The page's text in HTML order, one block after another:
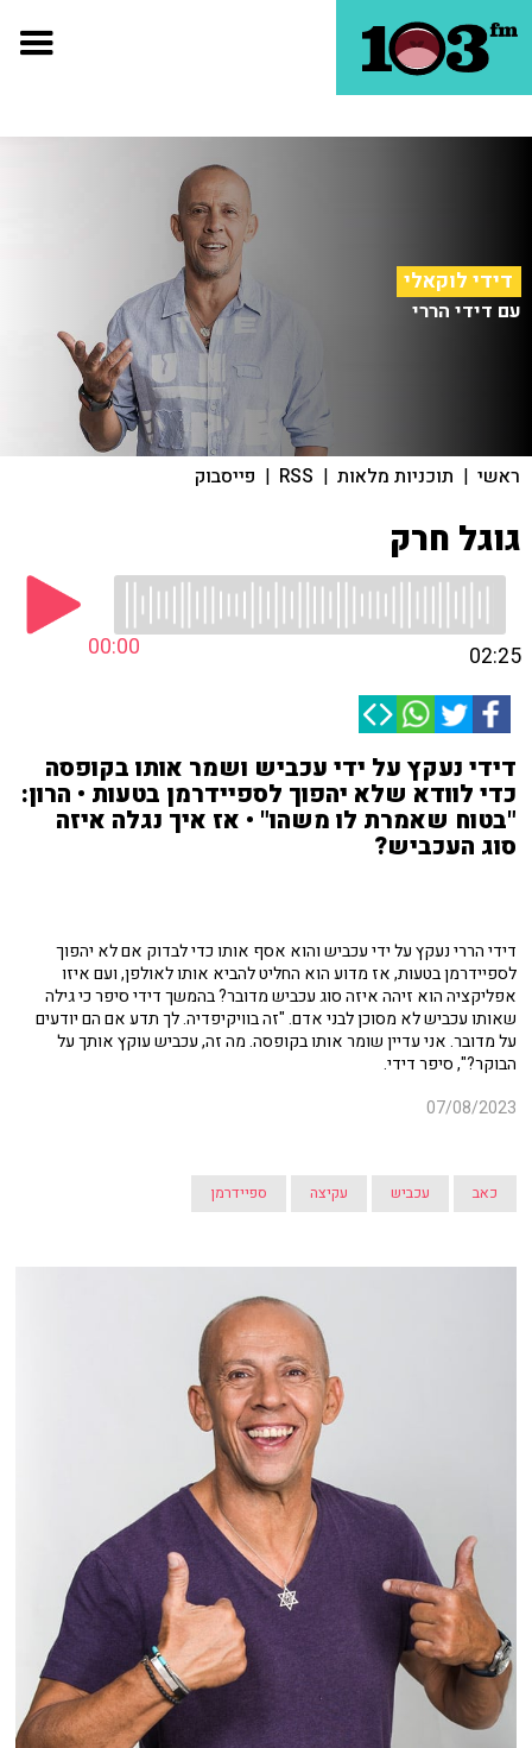
דידי לוקאלי
עם דידי הררי
ראשי | תוכניות מלאות |
RSS
| פייסבוק
גוגל חרק
00:00 02:25
דידי נעקץ על ידי עכביש ושמר אותו בקופסה
כדי לוודא שלא יהפוך לספיידרמן בטעות • הרון:
"בטוח שאמרת לו משהו" • אז איך נגלה איזה
סוג העכביש?
דידי הררי נעקץ על ידי עכביש והוא אסף אותו כדי לבדוק אם לא יהפוך
לספיידרמן בטעות, אז מדוע הוא החליט להביא אותו לאולפן, ועם איזו
אפליקציה הוא זיהה איזה סוג עכביש מדובר? בהמשך דידי סיפר כי גילה
שאותו עכביש לא מסוכן לבני אדם. "זה בוויקיפדיה. לך תדע אם הם יודעים
על מדובר. אני עדיין שומר אותו בקופסה. מה זה, עכביש עוקץ אותך על
הבוקר?", סיפר דידי.
07/08/2023
כאב עכביש עקיצה ספיידרמן